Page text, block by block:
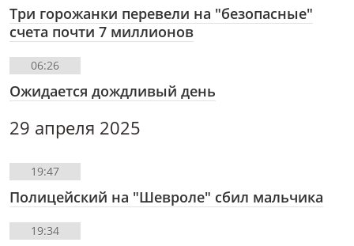
Три горожанки перевели на "безопасные"
счета почти 7 миллионов
06:26
Ожидается дождливый день
29 апреля 2025
19:47
Полицейский на "Шевроле" сбил мальчика
19:34